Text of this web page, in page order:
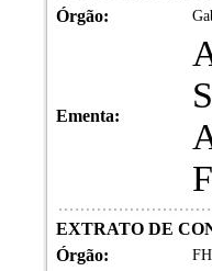
Órgão:
Ementa:
EXTRATO DE
Órgão: